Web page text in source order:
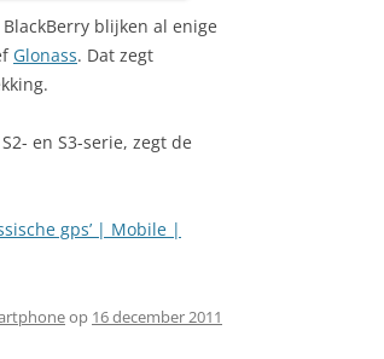
blijken al enige
Glonass. Dat zegt
en S3-serie, zegt de
gps’ | Mobile |
op 16 december 2011